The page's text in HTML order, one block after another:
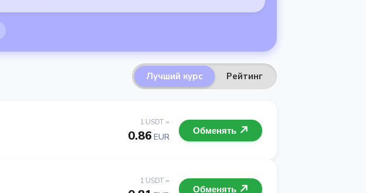
Лучший курс Рейтинг
1 USDT =
0.86 EUR
Обменять
1 USDT =
Обменять